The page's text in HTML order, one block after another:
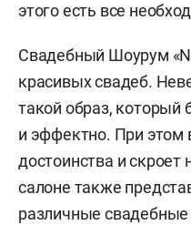
этого есть все
Свадебный Шоурум
красивых свадеб.
такой образ, который
и эффектно. При этом
достоинства и
салоне также
различные